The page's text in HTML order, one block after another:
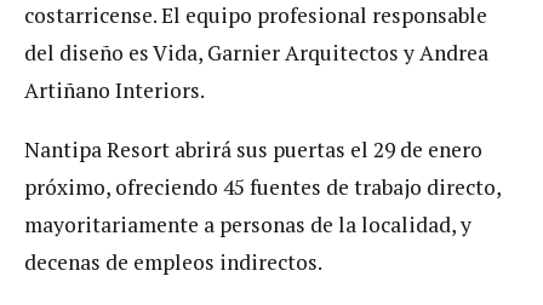
costarricense. El equipo profesional responsable
del diseño es Vida, Garnier Arquitectos y Andrea
Artiñano Interiors.
Nantipa Resort abrirá sus puertas el 29 de enero
próximo, ofreciendo 45 fuentes de trabajo directo,
mayoritariamente a personas de la localidad, y
decenas de empleos indirectos.